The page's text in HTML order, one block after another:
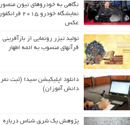
نگاهی به خودروهای تیون
نمایشگاه خودرو
عکس
تولید تیزر رونمایی از بازآفرینی
قرآنهای منسوب به ائمه اطهار
دانلود اپلیکیشن سیدا (ثبت
دانش آموزان)
پژوهش یک شرق شناس درباره